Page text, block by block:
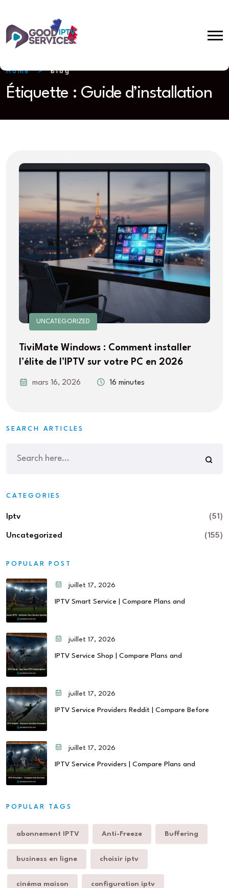
Home Blog
Étiquette : Guide d’installation
UNCATEGORIZED
TiviMate Windows : Comment installer
l’élite de l’IPTV sur votre PC en 2026
mars 16, 2026 16 minutes
SEARCH ARTICLES
CATEGORIES
Iptv (51)
Uncategorized (155)
POPULAR POST
juillet 17, 2026
IPTV Smart Service | Compare Plans and
juillet 17, 2026
IPTV Service Shop | Compare Plans and
juillet 17, 2026
IPTV Service Providers Reddit | Compare Before
juillet 17, 2026
IPTV Service Providers | Compare Plans and
POPULAR TAGS
abonnement IPTV Anti-Freeze Buffering
business en ligne choisir iptv
cinéma maison configuration iptv